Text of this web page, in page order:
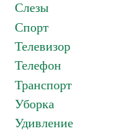
Слезы
Спорт
Телевизор
Телефон
Транспорт
Уборка
Удивление